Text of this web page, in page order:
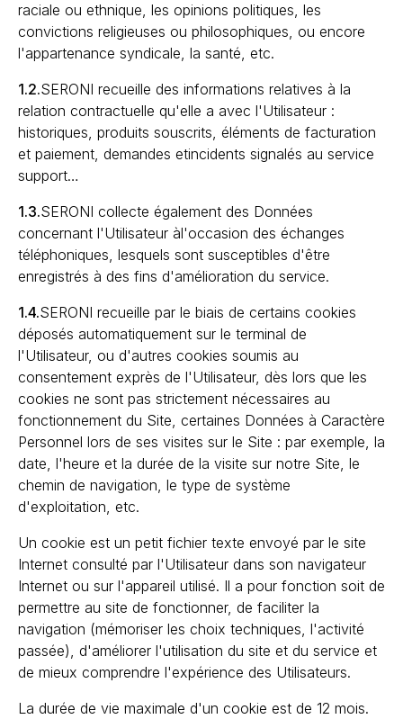
raciale ou ethnique, les opinions politiques, les
convictions religieuses ou philosophiques, ou encore
l'appartenance syndicale, la santé, etc.
1.2.SERONI recueille des informations relatives à la
relation contractuelle qu'elle a avec l'Utilisateur :
historiques, produits souscrits, éléments de facturation
et paiement, demandes etincidents signalés au service
support…
1.3.SERONI collecte également des Données
concernant l'Utilisateur àl'occasion des échanges
téléphoniques, lesquels sont susceptibles d'être
enregistrés à des fins d'amélioration du service.
1.4.SERONI recueille par le biais de certains cookies
déposés automatiquement sur le terminal de
l'Utilisateur, ou d'autres cookies soumis au
consentement exprès de l'Utilisateur, dès lors que les
cookies ne sont pas strictement nécessaires au
fonctionnement du Site, certaines Données à Caractère
Personnel lors de ses visites sur le Site : par exemple, la
date, l'heure et la durée de la visite sur notre Site, le
chemin de navigation, le type de système
d'exploitation, etc.
Un cookie est un petit fichier texte envoyé par le site
Internet consulté par l'Utilisateur dans son navigateur
Internet ou sur l'appareil utilisé. Il a pour fonction soit de
permettre au site de fonctionner, de faciliter la
navigation (mémoriser les choix techniques, l'activité
passée), d'améliorer l'utilisation du site et du service et
de mieux comprendre l'expérience des Utilisateurs.
La durée de vie maximale d'un cookie est de 12 mois.